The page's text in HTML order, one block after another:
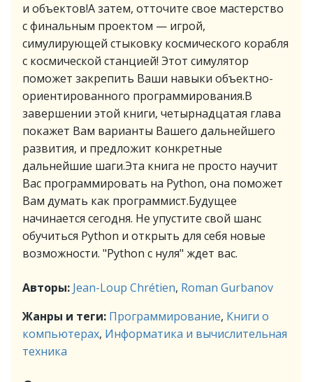
и объектов!А затем, отточите свое мастерство
с финальным проектом — игрой,
симулирующей стыковку космического корабля
с космической станцией! Этот симулятор
поможет закрепить Ваши навыки объектно-
ориентированного программирования.В
завершении этой книги, четырнадцатая глава
покажет Вам варианты Вашего дальнейшего
развития, и предложит конкретные
дальнейшие шаги.Эта книга не просто научит
Вас программировать на Python, она поможет
Вам думать как программист.Будущее
начинается сегодня. Не упустите свой шанс
обучиться Python и открыть для себя новые
возможности. "Python с нуля" ждет вас.
Авторы: Jean-Loup Chrétien, Roman Gurbanov
Жанры и теги: Программирование, Книги о
компьютерах, Информатика и вычислительная
техника